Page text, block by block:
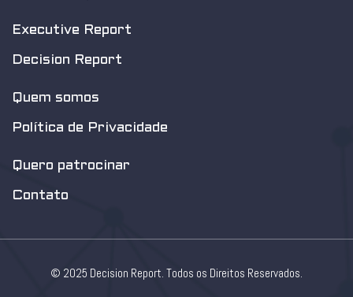
Executive Report
Decision Report
Quem somos
Política de Privacidade
Quero patrocinar
Contato
© 2025 Decision Report. Todos os Direitos Reservados.